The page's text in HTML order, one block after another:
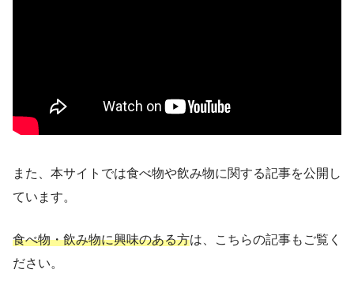
また、本サイトでは食べ物や飲み物に関する記事を公開し
ています。
食べ物・飲み物に興味のある方は、こちらの記事もご覧く
ださい。